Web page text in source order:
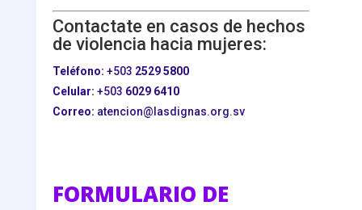
Contactate en casos de hechos
de violencia hacia mujeres:
Teléfono: +503 2529 5800
Celular: +503 6029 6410
Correo: atencion@lasdignas.org.sv
FORMULARIO DE